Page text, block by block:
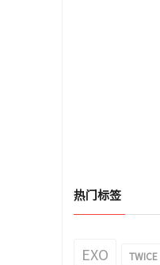
热门标签
EXO TWICE